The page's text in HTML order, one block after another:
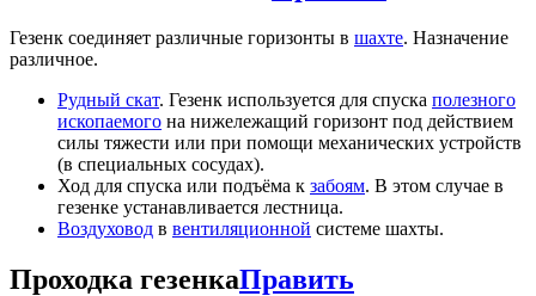
Гезенк соединяет различные горизонты в шахте. Назначение
различное.
Рудный скат. Гезенк используется для спуска полезного
ископаемого на нижележащий горизонт под действием
силы тяжести или при помощи механических устройств
(в специальных сосудах).
Ход для спуска или подъёма к забоям. В этом случае в
гезенке устанавливается лестница.
Воздуховод в вентиляционной системе шахты.
Проходка гезенкаПравить